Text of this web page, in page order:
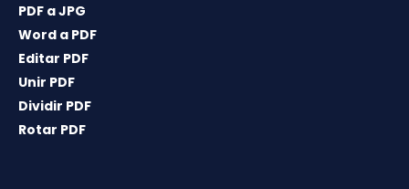
PDF a JPG
Word a PDF
Editar PDF
Unir PDF
Dividir PDF
Rotar PDF